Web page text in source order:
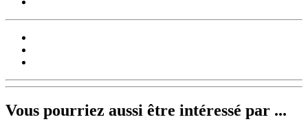
Vous pourriez aussi être intéressé par ...